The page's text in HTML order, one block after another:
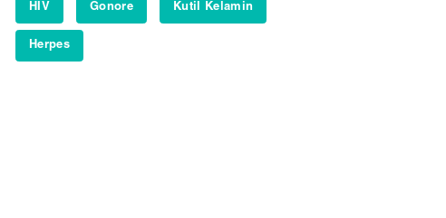
HIV Gonore Kutil Kelamin
Herpes